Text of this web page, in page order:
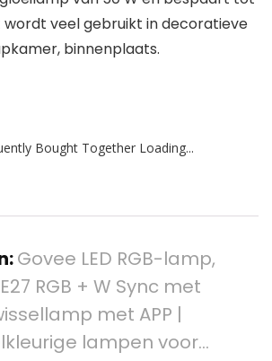
wordt veel gebruikt in decoratieve
binnenplaats.
Bought Together Loading...
Govee LED RGB-lamp,
RGB + W Sync met
met APP |
lampen voor…